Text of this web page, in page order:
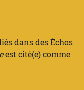
dans des Échos
est cité(e) comme